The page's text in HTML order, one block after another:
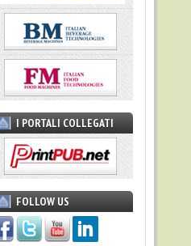
I PORTALI COLLEGATI
FOLLOW US